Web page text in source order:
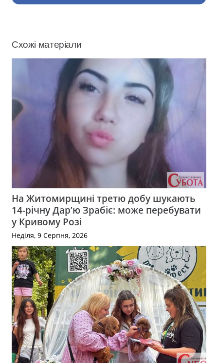
Схожі матеріали
На Житомирщині третю добу шукають
14-річну Дар’ю Зрабіє: може перебувати
у Кривому Розі
Неділя, 9 Серпня, 2026